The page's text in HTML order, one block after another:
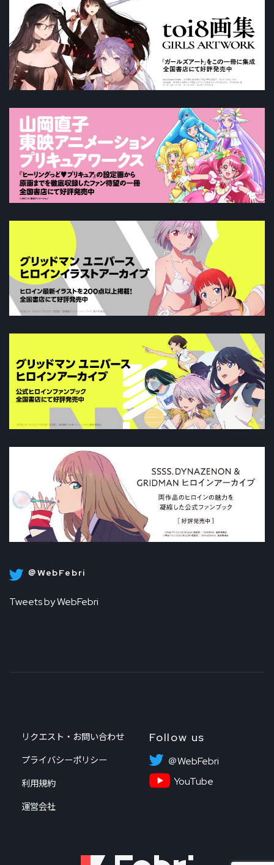
＠WebFebri
Tweets by WebFebri
リクエスト・お問い合わせ
プライバシーポリシー
利用規約
運営会社
Follow us
＠WebFebri
YouTube